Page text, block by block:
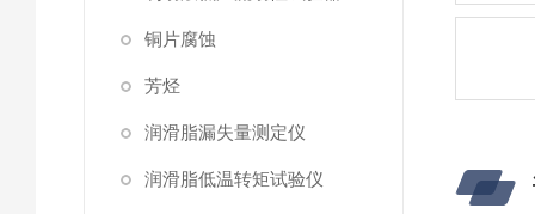
铜片腐蚀
芳烃
润滑脂漏失量测定仪
润滑脂低温转矩试验仪